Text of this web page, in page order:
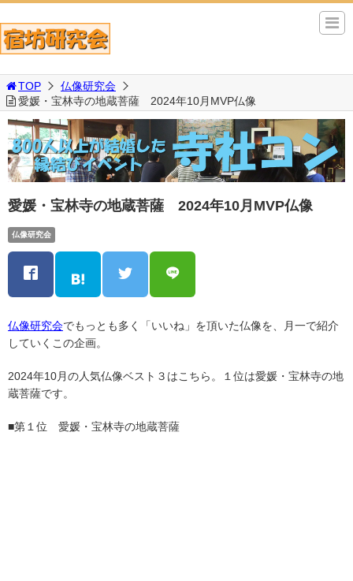
TOP
仏像研究会
愛媛・宝林寺の地蔵菩薩 2024年10月MVP仏像
愛媛・宝林寺の地蔵菩薩 2024年10月MVP仏像
仏像研究会
仏像研究会でもっとも多く「いいね」を頂いた仏像を、月一で紹介
していくこの企画。
2024年10月の人気仏像ベスト３はこちら。１位は愛媛・宝林寺の地
蔵菩薩です。
■第１位 愛媛・宝林寺の地蔵菩薩